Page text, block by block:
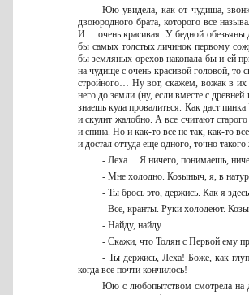
Юю увидела, как от чудища,
двоюродного брата, которого все
И… очень красивая. У бедной обезьяны
бы самых толстых личинок первому
бы земляных орехов накопала бы и ей
на чудище с очень красивой головой, то
стройного… Ну вот, скажем, вожак в их
него до земли (ну, если вместе с
знаешь куда провалиться. Как даст
и скулит жалобно. А все считают
и спина. Но и как-то все не так, как-то
и достал оттуда еще одного, точно
- Леха… Я ничего, понимаешь,
- Мне холодно. Козыныч, я, в
- Ты брось это, держись. Как я
- Все, кранты. Руки холодеют.
- Найду, найду…
- Скажи, что Толян с Первой ему
- Ты держись, Леха! Боже, как
когда все почти кончилось!
Юю с любопытством смотрела на